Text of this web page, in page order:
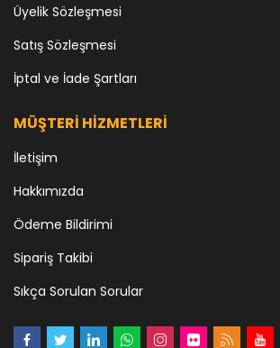
Üyelik Sözleşmesi
Satış Sözleşmesi
İptal ve İade Şartları
MÜŞTERİ HİZMETLERİ
İletişim
Hakkımızda
Ödeme Bildirimi
Sipariş Takibi
Sıkça Sorulan Sorular